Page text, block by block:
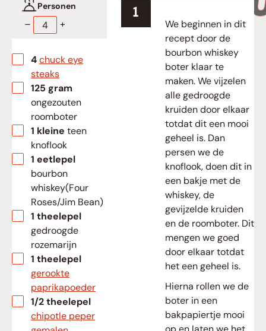
Personen
– +
▢
4chuck eye
steaks
▢
125 gram
ongezouten
roomboter
▢
1 kleine teen
knoflook
▢
1 eetlepel
bourbon
whiskey(Four
Roses/Jim Bean)
▢
1 theelepel
gedroogde
rozemarijn
▢
1 theelepel
gerookte
paprikapoeder
▢
1/2theelepel
chipotle peper
We beginnen in dit
recept door de
bourbon whiskey
boter klaar te
maken. We vijzelen
alle gedroogde
kruiden door elkaar
totdat dit een mooi
geheel is. Dan
persen we de
knoflook, doen dit in
een bakje met de
whiskey, de
gevijzelde kruiden
en de roomboter. Dit
mengen we goed
door elkaar totdat
het een geheel is.
Hierna rollen we de
boter in een
bakpapiertje mooi